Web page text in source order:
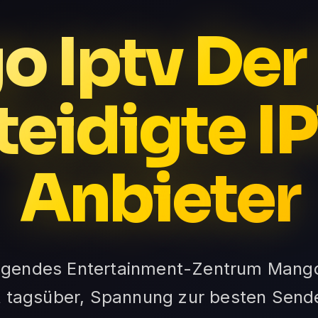
Iptv
Anbieter
Entertainment-Zentrum
tagsüber, Spannung zur besten